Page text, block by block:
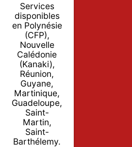
Services
disponibles
en Polynésie
(CFP),
Nouvelle
Calédonie
(Kanaki),
Réunion,
Guyane,
Martinique,
Guadeloupe,
Saint-
Martin,
Saint-
Barthélemy.